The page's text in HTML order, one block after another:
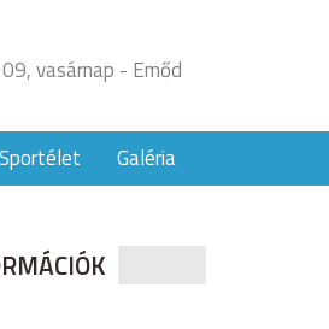
vasárnap - Emőd
Sportélet Galéria